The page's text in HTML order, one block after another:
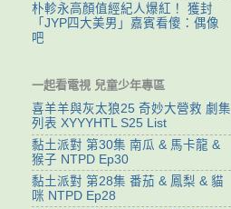
朴軫永高顏值經紀人爆紅！ 獲封
「JYP四大美男」嘉賓看傻：偶像
吧
一起看電視 兒童少年專區
喜羊羊與灰太狼25 奇妙大營救 劇集
列表 XYYYHTL S25 List
黏土派對 第30集 南瓜 & 馬卡龍 &
猴子 NTPD Ep30
黏土派對 第28集 番茄 & 鳳梨 & 貓
咪 NTPD Ep28